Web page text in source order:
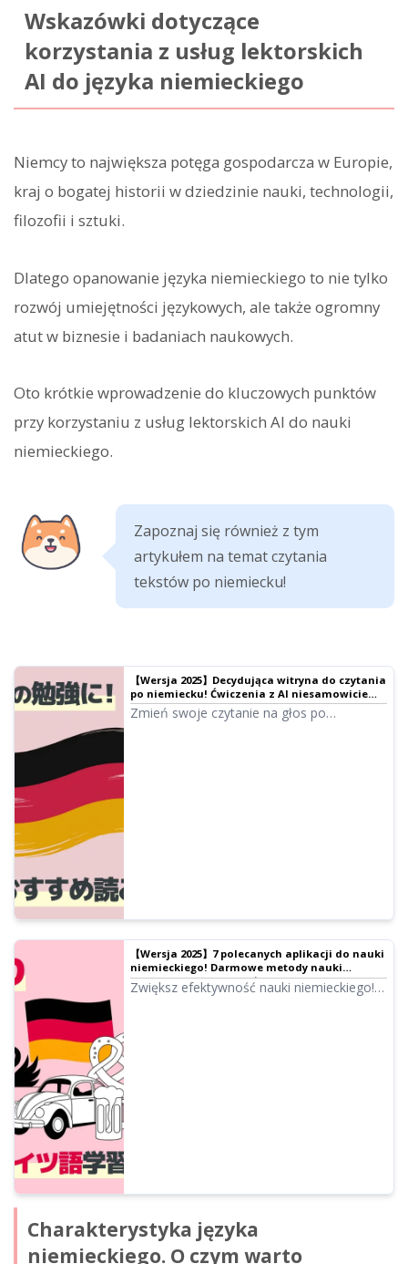
Wskazówki dotyczące
korzystania z usług lektorskich
AI do języka niemieckiego
Niemcy to największa potęga gospodarcza w Europie,
kraj o bogatej historii w dziedzinie nauki, technologii,
filozofii i sztuki.
Dlatego opanowanie języka niemieckiego to nie tylko
rozwój umiejętności językowych, ale także ogromny
atut w biznesie i badaniach naukowych.
Oto krótkie wprowadzenie do kluczowych punktów
przy korzystaniu z usług lektorskich AI do nauki
niemieckiego.
Zapoznaj się również z tym
artykułem na temat czytania
tekstów po niemiecku!
【Wersja 2025】Decydująca witryna do czytania
po niemiecku! Ćwiczenia z AI niesamowicie
poprawiają wymowę | Oprogramowanie do
czytania tekstów Ondoku
Zmień swoje czytanie na głos po
【Wersja 2025】7 polecanych aplikacji do nauki
niemieckiego! Darmowe metody nauki
czytania, gramatyki i słownictwa |
Oprogramowanie do czytania tekstów Ondoku
Zwiększ efektywność nauki niemieckiego!
Charakterystyka języka
niemieckiego. O czym warto